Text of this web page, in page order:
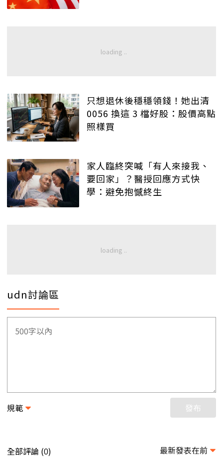
只想退休後穩穩領錢！她出清
0056 換這 3 檔好股：股價高點
照樣買
家人臨終突喊「有人來接我、
要回家」？醫授回應方式快
學：避免抱憾終生
udn討論區
規範 發布
全部評論 (0) 最新發表在前